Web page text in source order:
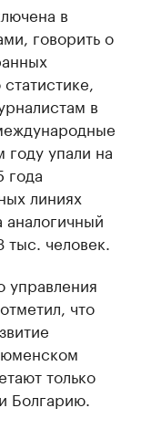
в
говорить о
в
упали на
года
линиях
аналогичный
человек.
управления
что
только
Болгарию.